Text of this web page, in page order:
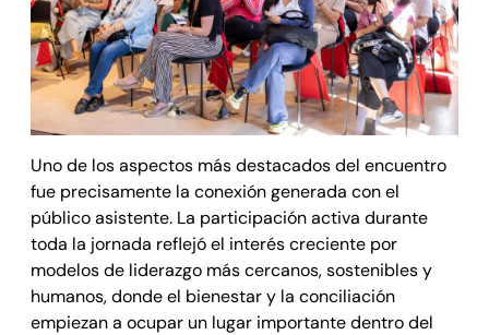
Uno de los aspectos más destacados del encuentro
fue precisamente la conexión generada con el
público asistente. La participación activa durante
toda la jornada reflejó el interés creciente por
modelos de liderazgo más cercanos, sostenibles y
humanos, donde el bienestar y la conciliación
empiezan a ocupar un lugar importante dentro del